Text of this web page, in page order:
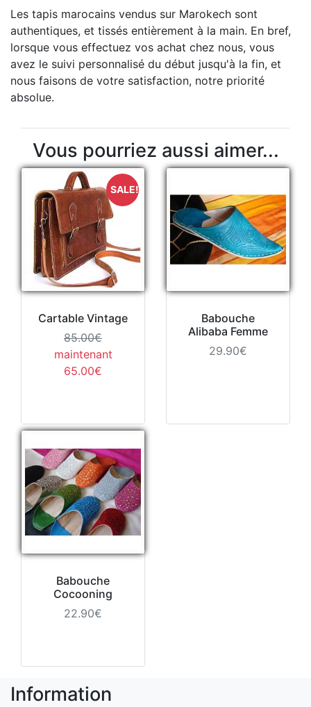
Les tapis marocains vendus sur Marokech sont
authentiques, et tissés entièrement à la main. En bref,
lorsque vous effectuez vos achat chez nous, vous
avez le suivi personnalisé du début jusqu'à la fin, et
nous faisons de votre satisfaction, notre priorité
absolue.
Vous pourriez aussi aimer...
Cartable Vintage
85.00€
maintenant
65.00€
SALE!
Babouche
Alibaba Femme
29.90€
Babouche
Cocooning
22.90€
Information